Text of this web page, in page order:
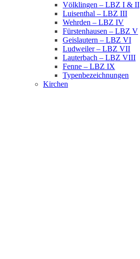
Völklingen – LBZ I & II
Luisenthal – LBZ III
Wehrden – LBZ IV
Fürstenhausen – LBZ V
Geislautern – LBZ VI
Ludweiler – LBZ VII
Lauterbach – LBZ VIII
Fenne – LBZ IX
Typenbezeichnungen
Kirchen